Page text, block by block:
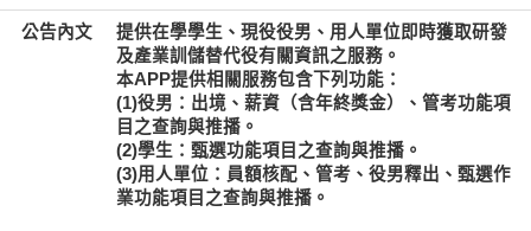
公告內文
提供在學學生、現役役男、用人單位即時獲取研發
及產業訓儲替代役有關資訊之服務。
本APP提供相關服務包含下列功能：
(1)役男：出境、薪資（含年終獎金）、管考功能項
目之查詢與推播。
(2)學生：甄選功能項目之查詢與推播。
(3)用人單位：員額核配、管考、役男釋出、甄選作
業功能項目之查詢與推播。